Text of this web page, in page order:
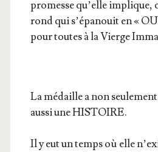
pro­messe qu’elle implique,
rond qui s’é­pa­nouit en «
pour toutes à la Vierge
La médaille a non
aus­si une HISTOIRE.
Il y eut un temps où elle